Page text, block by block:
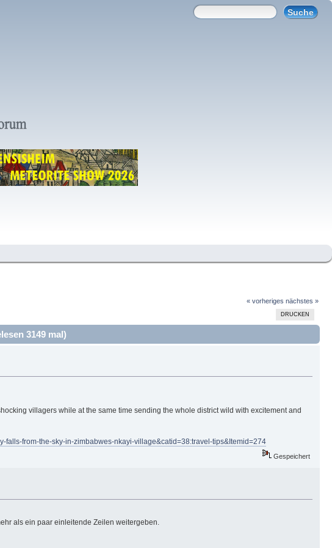
« vorheriges nächstes »
DRUCKEN
3149 mal)
villagers while at the same time sending the whole district wild with excitement and
from-the-sky-in-zimbabwes-nkayi-village&catid=38:travel-tips&Itemid=274
Gespeichert
als ein paar einleitende Zeilen weitergeben.